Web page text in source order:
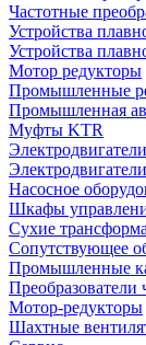
Частотные
Устройства
Устройства
Мотор редукторы
Промышленные
Промышленная
Муфты KTR
Насосное
Шкафы
Сухие
Сопутствующее
Промышленные
Преобразователи
Мотор-редукторы
Шахтные